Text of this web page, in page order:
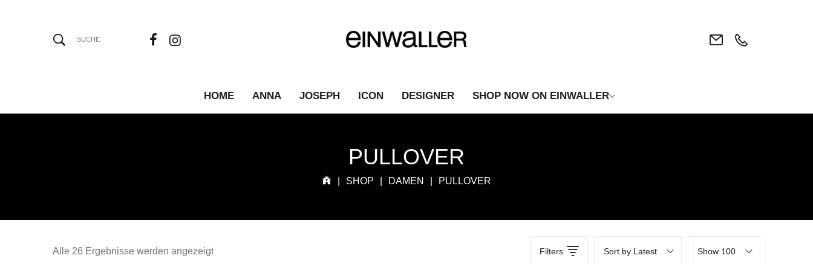
HOME ANNA JOSEPH ICON DESIGNER SHOP NOW ON EINWALLER
PULLOVER
SHOP DAMEN PULLOVER
Alle 26 Ergebnisse werden angezeigt Filters Sort by Latest Show 100